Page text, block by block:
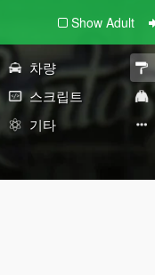
Show Adult
차량
스크립트
기타